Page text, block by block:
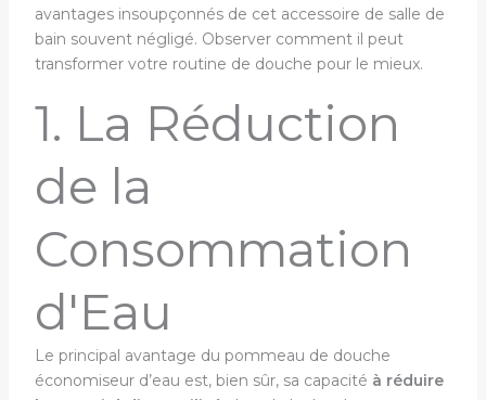
avantages insoupçonnés de cet accessoire de salle de
bain souvent négligé. Observer comment il peut
transformer votre routine de douche pour le mieux.
1. La Réduction
de la
Consommation
d'Eau
Le principal avantage du pommeau de douche
économiseur d’eau est, bien sûr, sa capacité à réduire